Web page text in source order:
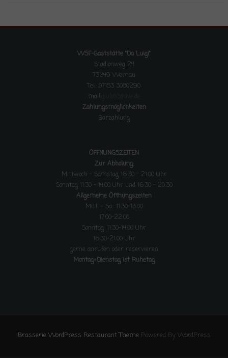
WSF-Gaststätte "Da Luigi"
Stadionweg 24
73249 Wernau
Tel.: 07153 3080290
mail:
Zahlungsmöglichkeiten
Barzahlung
ÖFFNUNGSZEITEN
Zur Abholung:
Mittwoch - Samstag 16:30 - 21:00 Uhr
Sonntag 11:30 - 14:00 Uhr und 16:30 - 20:30
Allgemeine Öffnungszeiten
Mitt. - Sa.: 11:30-13.00
17:00-22:00
Sonntag: 11:30-14:00 Uhr
16:30-21:00 Uhr
gerne anrufen oder reservieren
Montag+Dienstag ist Ruhetag
Brasserie WordPress Restaurant ThemePowered By WordPress